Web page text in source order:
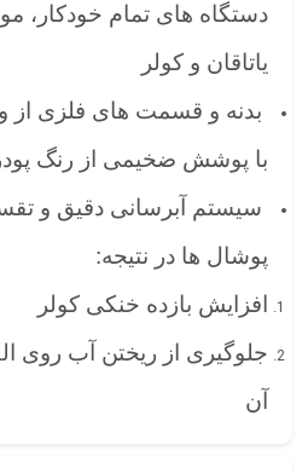
دستگاه های تمام خودکار،
یاتاقان و کولر
بدنه و قسمت های فلزی از
با پوشش ضخیمی از رنگ
سیستم آبرسانی دقیق و
پوشال ها در نتیجه:
افزایش بازده خنکی کولر
جلوگیری از ریختن آب روی
آن